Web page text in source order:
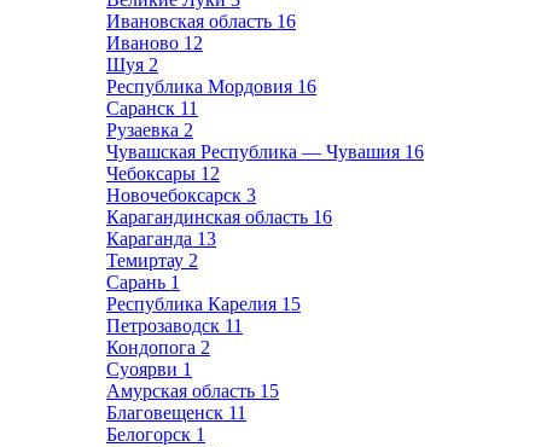
Ивановская область 16
Иваново 12
Шуя 2
Республика Мордовия 16
Саранск 11
Рузаевка 2
Чувашская Республика — Чувашия 16
Чебоксары 12
Новочебоксарск 3
Карагандинская область 16
Караганда 13
Темиртау 2
Сарань 1
Республика Карелия 15
Петрозаводск 11
Кондопога 2
Суоярви 1
Амурская область 15
Благовещенск 11
Белогорск 1